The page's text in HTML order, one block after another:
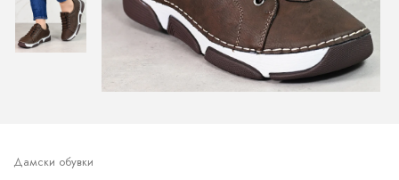
Дамски обувки